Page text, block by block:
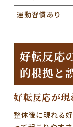
運動習慣あり
好転反応
的根拠と
好転反応が
整体後に現れる